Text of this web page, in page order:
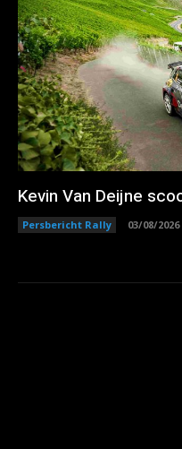
Kevin Van Deijne
Persbericht Rally 03/08/2026